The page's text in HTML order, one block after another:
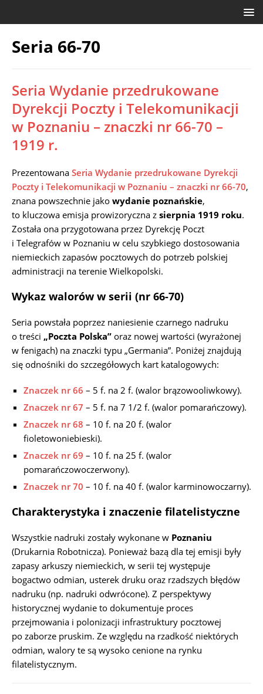
Seria 66-70
Seria Wydanie przedrukowane
Dyrekcji Poczty i Telekomunikacji
w Poznaniu – znaczki nr 66-70 –
1919 r.
Prezentowana Seria Wydanie przedrukowane Dyrekcji
Poczty i Telekomunikacji w Poznaniu – znaczki nr 66-70,
znana powszechnie jako wydanie poznańskie,
to kluczowa emisja prowizoryczna z sierpnia 1919 roku.
Została ona przygotowana przez Dyrekcję Poczt
i Telegrafów w Poznaniu w celu szybkiego dostosowania
niemieckich zapasów pocztowych do potrzeb polskiej
administracji na terenie Wielkopolski.
Wykaz walorów w serii (nr 66-70)
Seria powstała poprzez naniesienie czarnego nadruku
o treści „Poczta Polska” oraz nowej wartości (wyrażonej
w fenigach) na znaczki typu „Germania”. Poniżej znajdują
się odnośniki do szczegółowych kart katalogowych:
Znaczek nr 66 – 5 f. na 2 f. (walor brązowooliwkowy).
Znaczek nr 67 – 5 f. na 7 1/2 f. (walor pomarańczowy).
Znaczek nr 68 – 10 f. na 20 f. (walor
fioletowoniebieski).
Znaczek nr 69 – 10 f. na 25 f. (walor
pomarańczowoczerwony).
Znaczek nr 70 – 10 f. na 40 f. (walor karminowoczarny).
Charakterystyka i znaczenie filatelistyczne
Wszystkie nadruki zostały wykonane w Poznaniu
(Drukarnia Robotnicza). Ponieważ bazą dla tej emisji były
zapasy arkuszy niemieckich, w serii tej występuje
bogactwo odmian, usterek druku oraz rzadszych błędów
nadruku (np. nadruki odwrócone). Z perspektywy
historycznej wydanie to dokumentuje proces
przejmowania i polonizacji infrastruktury pocztowej
po zaborze pruskim. Ze względu na rzadkość niektórych
odmian, walory te są wysoko cenione na rynku
filatelistycznym.